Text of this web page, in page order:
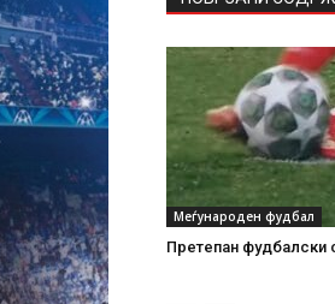
Меѓународен фудбал
Претепан фудбалски